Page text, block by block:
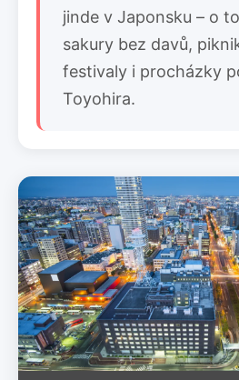
jinde v Japonsku – o
sakury bez davů,
festivaly i procházky
Toyohira.